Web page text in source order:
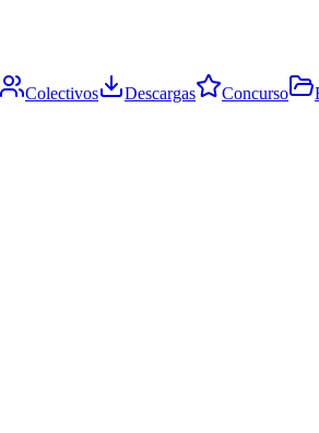
Colectivos Descargas Concurso